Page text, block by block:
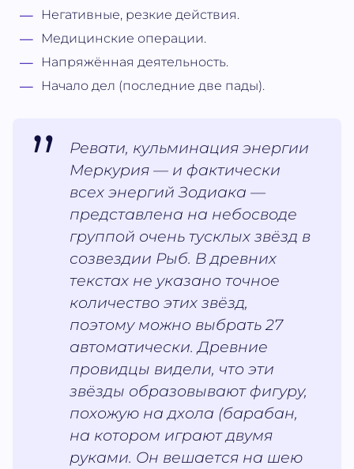
Негативные, резкие действия.
Медицинские операции.
Напряжённая деятельность.
Начало дел (последние две пады).
Ревати, кульминация энергии
Меркурия — и фактически
всех энергий Зодиака —
представлена на небосводе
группой очень тусклых звёзд в
созвездии Рыб. В древних
текстах не указано точное
количество этих звёзд,
поэтому можно выбрать 27
автоматически. Древние
провидцы видели, что эти
звёзды образовывают фигуру,
похожую на дхола (барабан,
на котором играют двумя
руками. Он вешается на шею